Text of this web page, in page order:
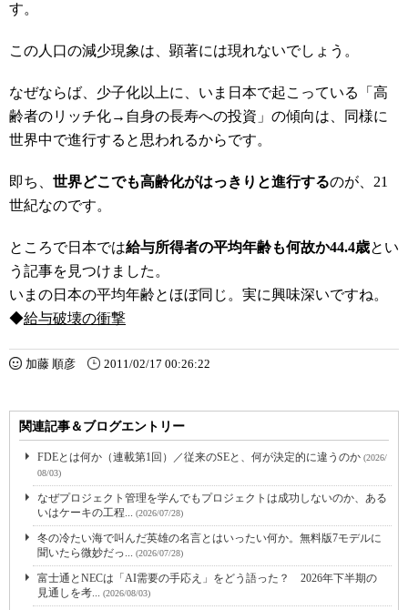
す。
この人口の減少現象は、顕著には現れないでしょう。
なぜならば、少子化以上に、いま日本で起こっている「高
齢者のリッチ化→自身の長寿への投資」の傾向は、同様に
世界中で進行すると思われるからです。
即ち、 世界どこでも高齢化がはっきりと進行するのが、21
世紀なのです。
ところで日本では給与所得者の平均年齢も何故か44.4歳とい
う記事を見つけました。
いまの日本の平均年齢とほぼ同じ。実に興味深いですね。
◆給与破壊の衝撃
加藤 順彦 2011/02/17 00:26:22
関連記事＆ブログエントリー
FDEとは何か（連載第1回）／従来のSEと、何が決定的に違うのか (2026/
08/03)
なぜプロジェクト管理を学んでもプロジェクトは成功しないのか、ある
いはケーキの工程... (2026/07/28)
冬の冷たい海で叫んだ英雄の名言とはいったい何か。無料版7モデルに
聞いたら微妙だっ... (2026/07/28)
富士通とNECは「AI需要の手応え」をどう語った？ 2026年下半期の
見通しを考... (2026/08/03)